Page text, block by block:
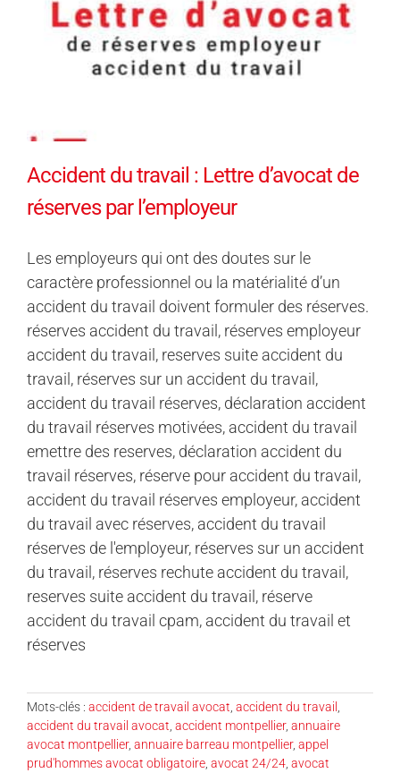
Accident du travail : Lettre d’avocat de
réserves par l’employeur
Les employeurs qui ont des doutes sur le
caractère professionnel ou la matérialité d’un
accident du travail doivent formuler des réserves.
réserves accident du travail, réserves employeur
accident du travail, reserves suite accident du
travail, réserves sur un accident du travail,
accident du travail réserves, déclaration accident
du travail réserves motivées, accident du travail
emettre des reserves, déclaration accident du
travail réserves, réserve pour accident du travail,
accident du travail réserves employeur, accident
du travail avec réserves, accident du travail
réserves de l'employeur, réserves sur un accident
du travail, réserves rechute accident du travail,
reserves suite accident du travail, réserve
accident du travail cpam, accident du travail et
réserves
Mots-clés : accident de travail avocat, accident du travail ,
accident du travail avocat, accident montpellier, annuaire
avocat montpellier, annuaire barreau montpellier, appel
prud'hommes avocat obligatoire, avocat 24/24, avocat